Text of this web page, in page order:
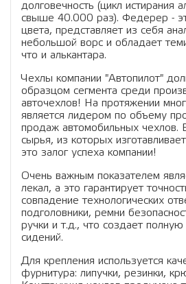
долговечность (цикл истирания
свыше 40.000 раз). Федерер -
цвета, представляет из себя
небольшой ворс и обладает
что и алькантара.
Чехлы компании "Автопилот"
образцом сегмента среди
авточехлов! На протяжении
является лидером по объему
продаж автомобильных чехлов.
сырья, из которых
это залог успеха компании!
Очень важным показателем
лекал, а это гарантирует
совпадение технологических
подголовники, ремни
ручки и т.д., что создает
сидений.
Для крепления используется
фурнитура: липучки, резинки,